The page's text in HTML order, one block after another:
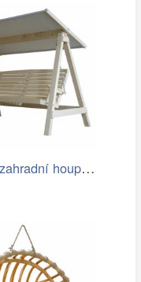
Dřevěná zahradní houpačka Lucas pro 4…